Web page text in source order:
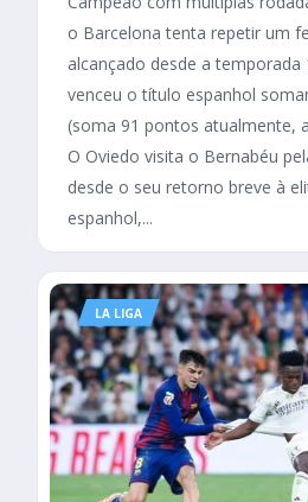
o Barcelona tenta repetir um
alcançado desde a temporada
venceu o título espanhol
(soma 91 pontos atualmente,
O Oviedo visita o Bernabéu
desde o seu retorno breve à
espanhol,...
LA LIGA